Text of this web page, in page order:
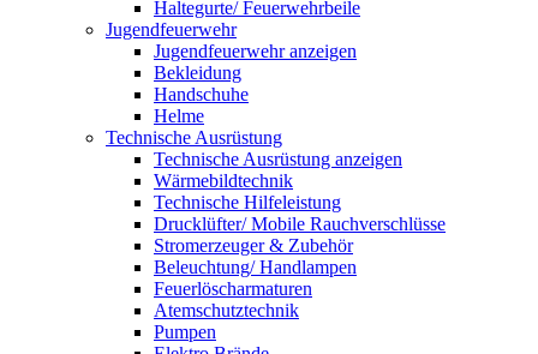
Haltegurte/ Feuerwehrbeile
Jugendfeuerwehr
Jugendfeuerwehr anzeigen
Bekleidung
Handschuhe
Helme
Technische Ausrüstung
Technische Ausrüstung anzeigen
Wärmebildtechnik
Technische Hilfeleistung
Drucklüfter/ Mobile Rauchverschlüsse
Stromerzeuger & Zubehör
Beleuchtung/ Handlampen
Feuerlöscharmaturen
Atemschutztechnik
Pumpen